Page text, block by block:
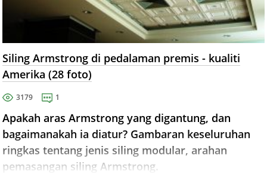
Siling Armstrong di pedalaman premis - kualiti
Amerika (28 foto)
3179 1
Apakah aras Armstrong yang digantung, dan
bagaimanakah ia diatur? Gambaran keseluruhan
ringkas tentang jenis siling modular, arahan
pemasangan siling Armstrong.